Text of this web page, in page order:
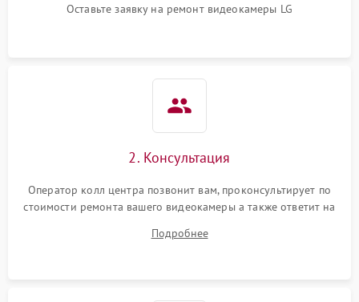
Оставьте заявку на ремонт видеокамеры LG
2. Консультация
Оператор колл центра позвонит вам, проконсультирует по
стоимости ремонта вашего видеокамеры а также ответит на
Подробнее